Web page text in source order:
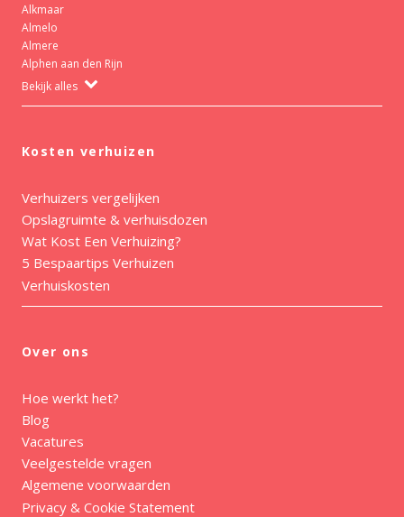
Alkmaar
Almelo
Almere
Alphen aan den Rijn
Bekijk alles
Kosten verhuizen
Verhuizers vergelijken
Opslagruimte & verhuisdozen
Wat Kost Een Verhuizing?
5 Bespaartips Verhuizen
Verhuiskosten
Over ons
Hoe werkt het?
Blog
Vacatures
Veelgestelde vragen
Algemene voorwaarden
Privacy & Cookie Statement